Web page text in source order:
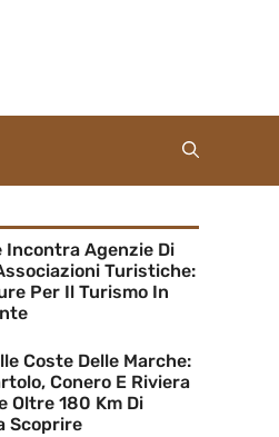
Incontra Agenzie Di
Turistiche:
Per Il Turismo In
Coste Delle Marche:
Conero E Riviera
Oltre 180 Km Di
Scoprire